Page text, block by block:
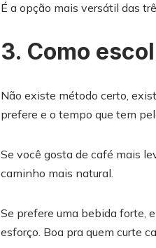
É a opção mais versátil das
3. Como
Não existe método certo,
prefere e o tempo que tem
Se você gosta de café mais
caminho mais natural.
Se prefere uma bebida forte,
esforço. Boa pra quem curte